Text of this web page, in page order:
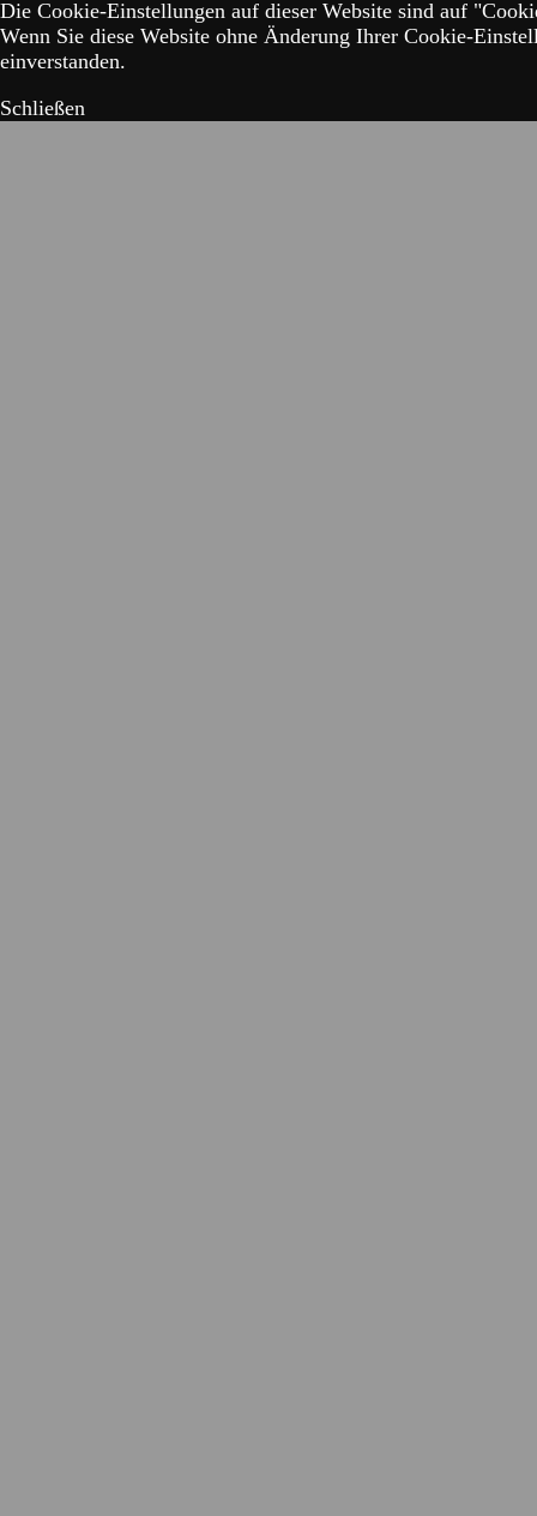
Die Cookie-Einstellungen auf dieser Website sind auf
Wenn Sie diese Website ohne Änderung Ihrer Cookie-
einverstanden.
Schließen